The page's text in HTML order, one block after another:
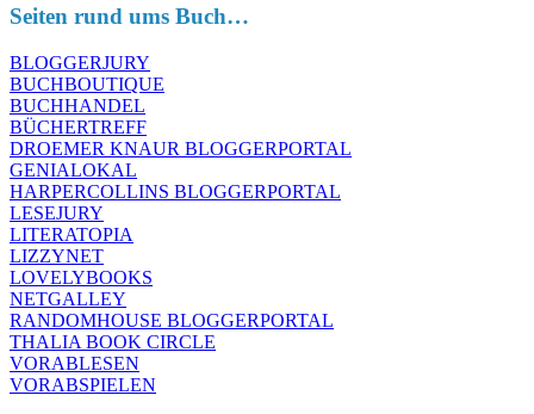
Seiten rund ums Buch…
BLOGGERJURY
BUCHBOUTIQUE
BUCHHANDEL
BÜCHERTREFF
DROEMER KNAUR BLOGGERPORTAL
GENIALOKAL
HARPERCOLLINS BLOGGERPORTAL
LESEJURY
LITERATOPIA
LIZZYNET
LOVELYBOOKS
NETGALLEY
RANDOMHOUSE BLOGGERPORTAL
THALIA BOOK CIRCLE
VORABLESEN
VORABSPIELEN